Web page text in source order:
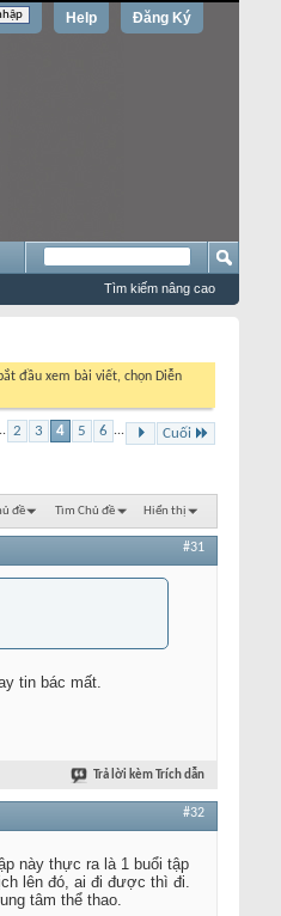
Đăng Ký
Help
Tìm kiếm nâng cao
đầu xem bài viết, chọn Diễn
2 3 4 5 6 ... Cuối
đề Tìm Chủ đề Hiển thị
#31
tin bác mất.
Trả lời kèm Trích dẫn
#32
này thực ra là 1 buổi tập
lên đó, ai đi được thì đi.
tâm thể thao.